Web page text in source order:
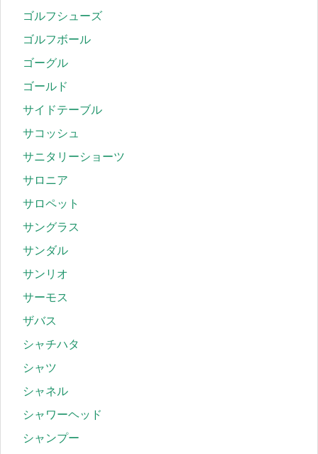
ゴルフシューズ
ゴルフボール
ゴーグル
ゴールド
サイドテーブル
サコッシュ
サニタリーショーツ
サロニア
サロペット
サングラス
サンダル
サンリオ
サーモス
ザバス
シャチハタ
シャツ
シャネル
シャワーヘッド
シャンプー